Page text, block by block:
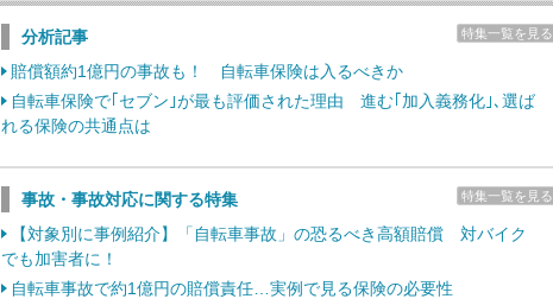
特集一覧を見る
分析記事
賠償額約1億円の事故も！ 自転車保険は入るべきか
自転車保険で｢セブン｣が最も評価された理由 進む｢加入義務化｣､選ば
れる保険の共通点は
特集一覧を見る
事故・事故対応に関する特集
【対象別に事例紹介】「自転車事故」の恐るべき高額賠償 対バイク
でも加害者に！
自転車事故で約1億円の賠償責任…実例で見る保険の必要性